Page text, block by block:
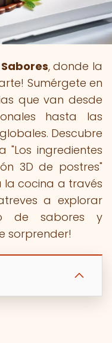
, donde la
Sumérgete en
que van desde
hasta las
Descubre
"Los ingredientes
3D de postres"
la cocina a través
a explorar
de sabores y
sorprender!